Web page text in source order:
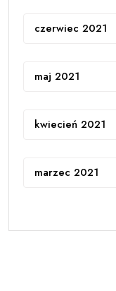
czerwiec 2021
maj 2021
kwiecień 2021
marzec 2021